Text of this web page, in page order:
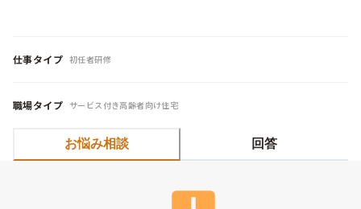
仕事タイプ 初任者研修
職場タイプ サービス付き高齢者向け住宅
お悩み相談 回答